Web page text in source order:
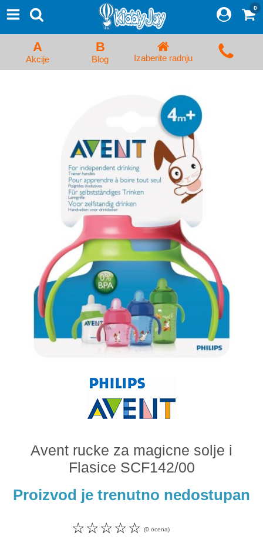
Proizvodi
Početna Prijava/Registracija
Kolica za bebe i dečija kolica
Kadice, noše i adapteri
Hranilice, flašice i cucle
Monitori, Ogradice i tricikli
Posteljine, vrećice i baldahini
Odeća i obuća
Igračke za bebe i decu
AKCIJA
0
A
Akcije
B
Blog Izaberite radnju
Avent rucke za magicne solje i
Flasice SCF142/00
Proizvod je trenutno nedostupan
☆
☆
☆
☆
☆ (0 ocena)